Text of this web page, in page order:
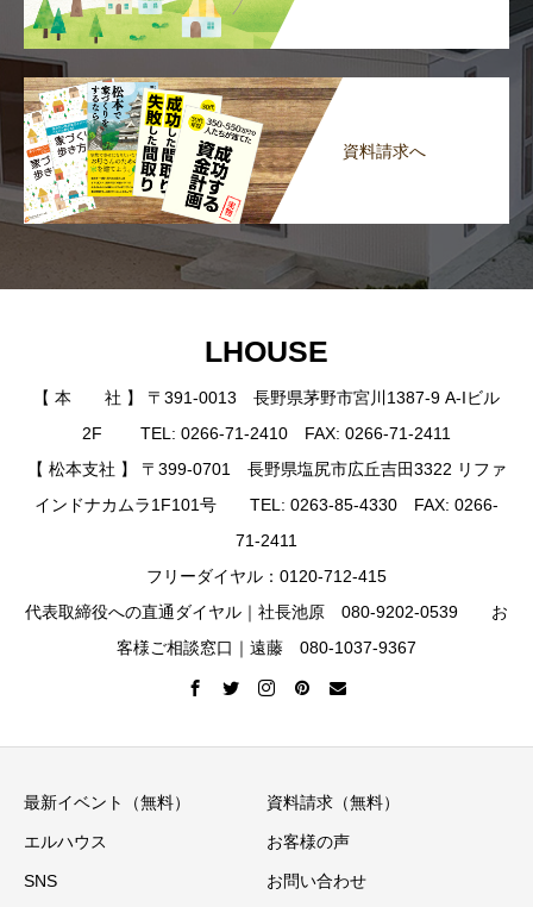
資料請求へ
LHOUSE
【 本 社 】 〒391-0013 長野県茅野市宮川1387-9 A-Iビル
2F TEL: 0266-71-2410 FAX: 0266-71-2411
【 松本支社 】 〒399-0701 長野県塩尻市広丘吉田3322 リファ
インドナカムラ1F101号 TEL: 0263-85-4330 FAX: 0266-
71-2411
フリーダイヤル：0120-712-415
代表取締役への直通ダイヤル｜社長池原 080-9202-0539 お
客様ご相談窓口｜遠藤 080-1037-9367
最新イベント（無料） 資料請求（無料）
エルハウス お客様の声
SNS お問い合わせ